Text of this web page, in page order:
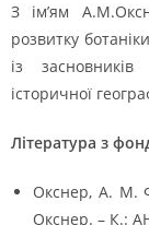
З ім’ям
розвитку
із засновників
історичної
Література з
Окснер, А. М.
Окснер. – К.: